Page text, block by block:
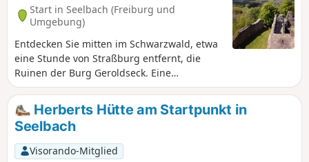
Start in Seelbach (Freiburg und
Umgebung)
Entdecken Sie mitten im Schwarzwald, etwa
eine Stunde von Straßburg entfernt, die
Ruinen der Burg Geroldseck. Eine
Wanderung auf kleinen Landstraßen, die zu
Fuß oder mit dem Fahrrad erfolgen kann
(etwa 4 bis 5 Stunden Fußmarsch). Nach
einem ersten, ansteigenden Teil gelangen
Sie oben zu den Ruinen und haben einen
Herberts Hütte am Startpunkt in
Seelbach
Visorando-Mitglied